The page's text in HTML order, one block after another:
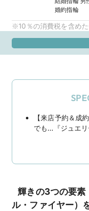
婚約指輪
※10％の消費税を含めた
【来店予約＆成
でも…『ジュエ
輝きの3つの要素
ル・ファイヤー）